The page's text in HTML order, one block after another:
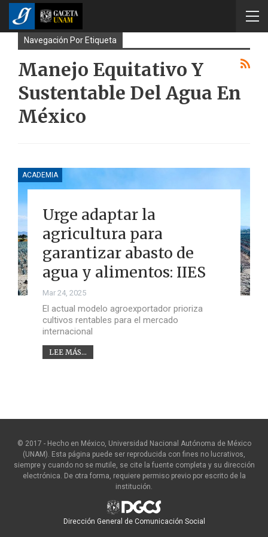
Navegación Por Etiqueta
Manejo Equitativo Y
Sustentable Del Agua En
México
ACADEMIA
Urge adaptar la
agricultura para
garantizar abasto de
agua y alimentos: IIES
Mar 24, 2025
El actual modelo agroexportador prioriza
cultivos rentables para el mercado
internacional
LEE MÁS...
© 2017 - Hecho en México, Universidad Nacional Autónoma de México
(UNAM). Esta página puede ser reproducida con fines no lucrativos,
siempre y cuando no se mutile, se cite la fuente completa y su dirección
electrónica. De otra forma, requiere permiso previo por escrito de la
institución.
Dirección General de Comunicación Social